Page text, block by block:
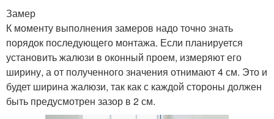
Замер
К моменту выполнения замеров надо точно знать
порядок последующего монтажа. Если планируется
установить жалюзи в оконный проем, измеряют его
ширину, а от полученного значения отнимают 4 см. Это и
будет ширина жалюзи, так как с каждой стороны должен
быть предусмотрен зазор в 2 см.